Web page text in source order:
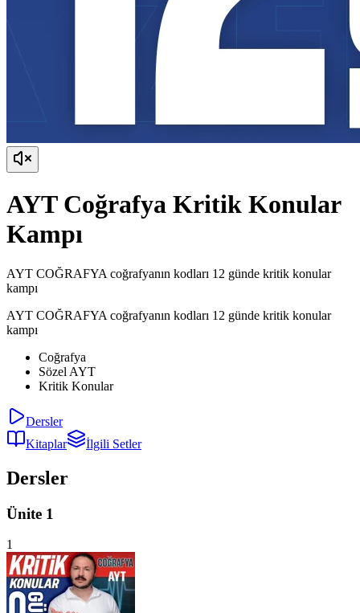
AYT Coğrafya Kritik Konular
Kampı
AYT COĞRAFYA coğrafyanın kodları 12 günde kritik konular
kampı
AYT COĞRAFYA coğrafyanın kodları 12 günde kritik konular
kampı
Coğrafya
Sözel AYT
Kritik Konular
Dersler
Kitaplar
İlgili Setler
Dersler
Ünite 1
1